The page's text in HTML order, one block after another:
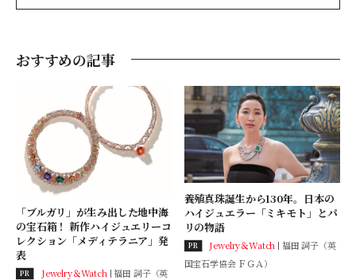
おすすめの記事
「ブルガリ」が生み出した地中海
の宝石箱！ 新作ハイジュエリーコ
レクション「メディテラニア」発
表
PR Jewelry＆Watch 福田 詞子（英
養殖真珠誕生から130年。日本の
ハイジュエラー「ミキモト」とパ
リの物語
PR Jewelry＆Watch
福田 詞子（英
国宝石学協会 ＦＧＡ）